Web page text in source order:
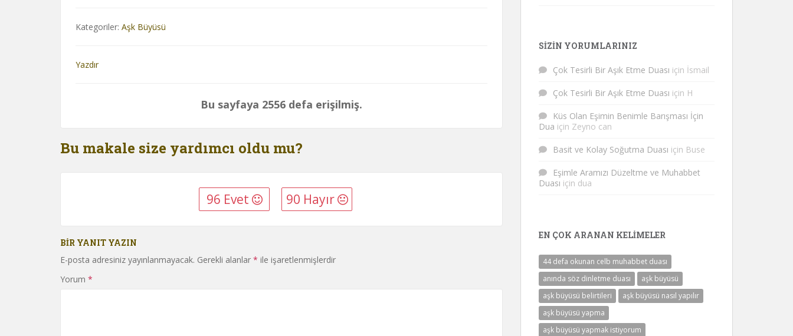
Kategoriler: Aşk Büyüsü
Yazdır
Bu sayfaya 2556 defa erişilmiş.
Bu makale size yardımcı oldu mu?
96 Evet 90 Hayır
BIR YANIT YAZIN
E-posta adresiniz yayınlanmayacak. Gerekli alanlar * ile işaretlenmişlerdir
Yorum *
SIZIN YORUMLARINIZ
Çok Tesirli Bir Aşık Etme Duası için İsmail
Çok Tesirli Bir Aşık Etme Duası için H
Küs Olan Eşimin Benimle Barışması İçin
Dua için Zeyno can
Basit ve Kolay Soğutma Duası için Buse
Eşimle Aramızı Düzeltme ve Muhabbet
Duası için dua
EN ÇOK ARANAN KELIMELER
44 defa okunan celb muhabbet duası
anında söz dinletme duası
aşk büyüsü
aşk büyüsü belirtileri
aşk büyüsü nasıl yapılır
aşk büyüsü yapma
aşk büyüsü yapmak istiyorum